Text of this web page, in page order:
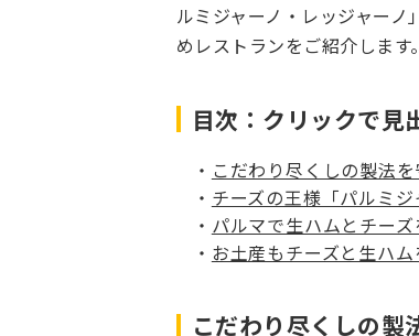
ルミジャーノ・レッジャー
めレストランをご紹介します。
目次：クリックで見
こだわり尽くしの製法
チーズの王様「パルミ
パルマで生ハムとチー
お土産もチーズと生ハム
こだわり尽くしの製